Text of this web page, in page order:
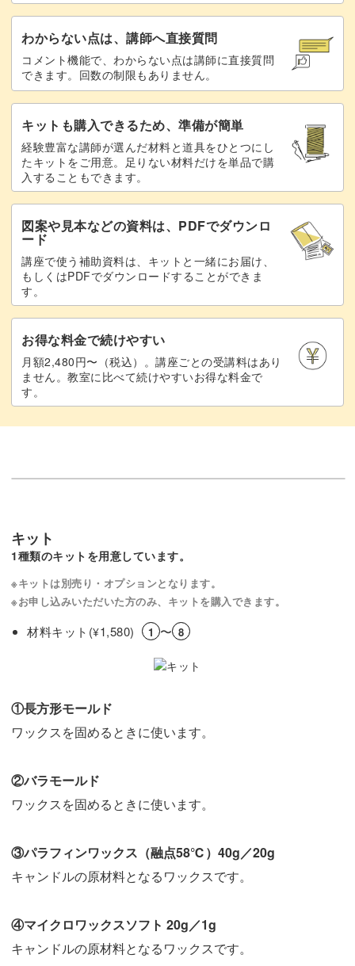
わからない点は、講師へ直接質問
コメント機能で、わからない点は講師に直接質問
できます。回数の制限もありません。
キットも購入できるため、準備が簡単
経験豊富な講師が選んだ材料と道具をひとつにし
たキットをご用意。足りない材料だけを単品で購
入することもできます。
図案や見本などの資料は、PDFでダウンロ
ード
講座で使う補助資料は、キットと一緒にお届け、
もしくはPDFでダウンロードすることができま
す。
お得な料金で続けやすい
月額2,480円〜（税込）。講座ごとの受講料はあり
ません。教室に比べて続けやすいお得な料金で
す。
キット
1種類のキットを用意しています。
※キットは別売り・オプションとなります。
※お申し込みいただいた方のみ、キットを購入できます。
材料キット(¥1,580) 1 〜 8
①長方形モールド
ワックスを固めるときに使います。
②バラモールド
ワックスを固めるときに使います。
③パラフィンワックス（融点58℃）40g／20g
キャンドルの原材料となるワックスです。
④マイクロワックスソフト 20g／1g
キャンドルの原材料となるワックスです。